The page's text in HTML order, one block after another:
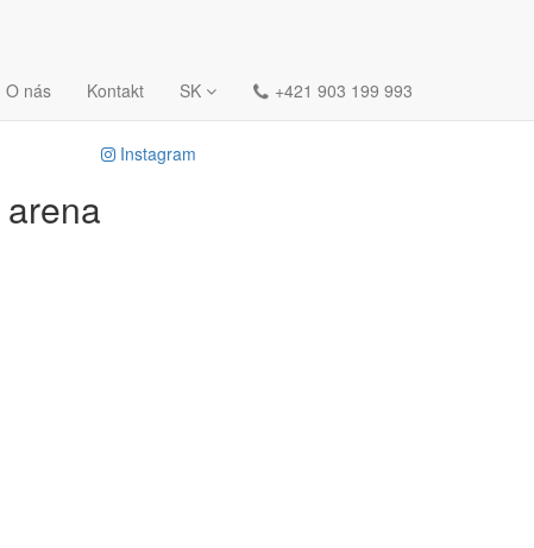
O nás Kontakt SK +421 903 199 993
Instagram
arena